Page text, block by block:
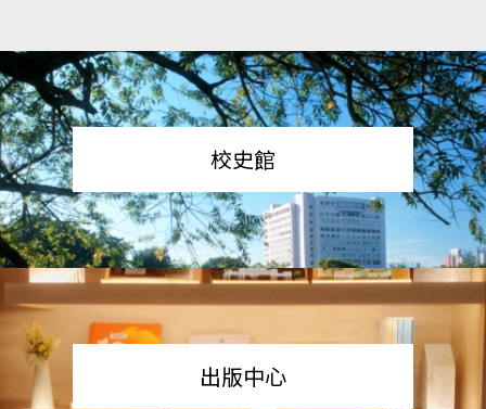
校史館
出版中心